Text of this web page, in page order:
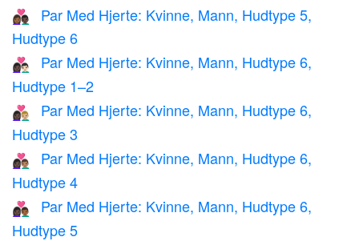
👩🏾‍❤️‍👨🏿
Par Med Hjerte: Kvinne, Mann, Hudtype 5,
Hudtype 6
👩🏿‍❤️‍👨🏻
Par Med Hjerte: Kvinne, Mann, Hudtype 6,
Hudtype 1–2
👩🏿‍❤️‍👨🏼
Par Med Hjerte: Kvinne, Mann, Hudtype 6,
Hudtype 3
👩🏿‍❤️‍👨🏽
Par Med Hjerte: Kvinne, Mann, Hudtype 6,
Hudtype 4
👩🏿‍❤️‍👨🏾
Par Med Hjerte: Kvinne, Mann, Hudtype 6,
Hudtype 5